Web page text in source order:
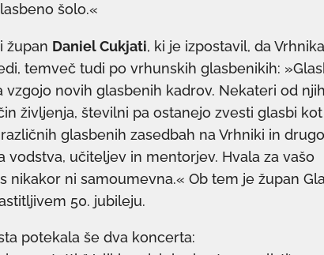
šolo.«
župan Daniel Cukjati, ki je izpostavil, da
temveč tudi po vrhunskih glasbenikih:
vzgojo novih glasbenih kadrov. Nekateri od
življenja, številni pa ostanejo zvesti glasbi
glasbenih zasedbah na Vrhniki in
vodstva, učiteljev in mentorjev. Hvala za vašo
nikakor ni samoumevna.« Ob tem je župan
50. jubileju.
potekala še dva koncerta: